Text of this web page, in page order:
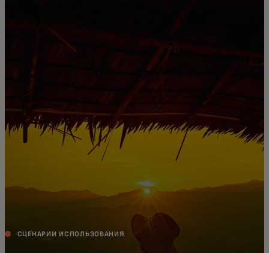
Для бизнеса
Для всего мира
Для новаторов
СЦЕНАРИИ ИСПОЛЬЗОВАНИЯ